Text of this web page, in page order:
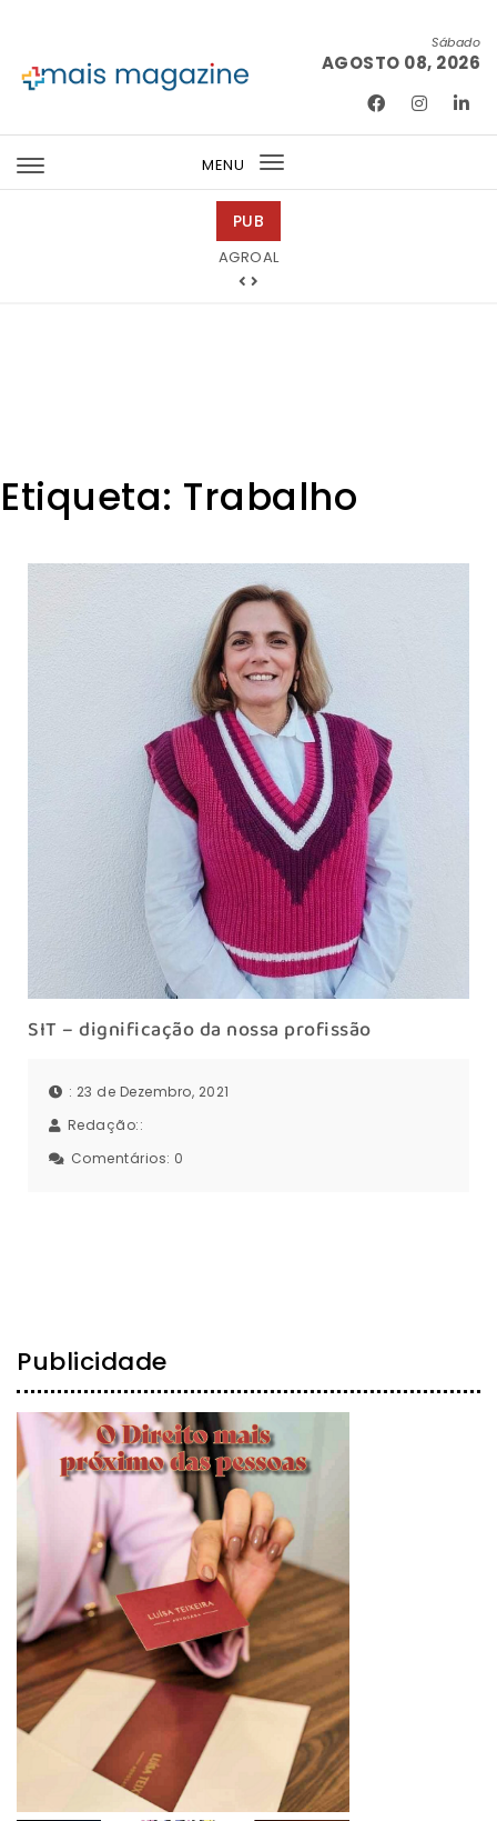
Sábado
AGOSTO 08, 2026
MENU
Toggle
PUB
Tintas 2000
Etiqueta: Trabalho
SIT – dignificação da nossa profissão
: 23 de Dezembro, 2021
Redação::
Comentários: 0
Publicidade